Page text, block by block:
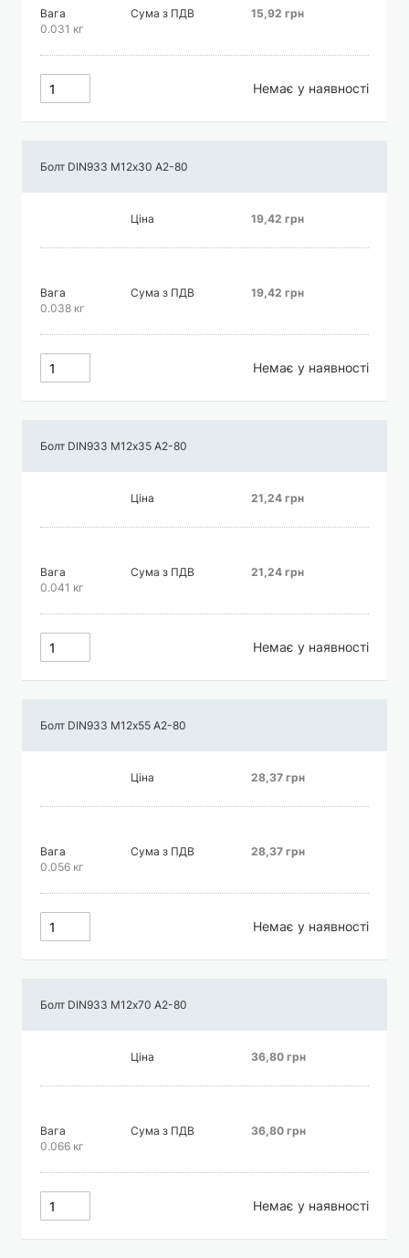
Вага
0.031 кг
Сума з ПДВ 15,92 грн
Немає у наявності
Болт DIN933 М12х30 А2-80
Ціна 19,42 грн
Вага
0.038 кг
Сума з ПДВ 19,42 грн
Немає у наявності
Болт DIN933 М12х35 А2-80
Ціна 21,24 грн
Вага
0.041 кг
Сума з ПДВ 21,24 грн
Немає у наявності
Болт DIN933 М12х55 А2-80
Ціна 28,37 грн
Вага
0.056 кг
Сума з ПДВ 28,37 грн
Немає у наявності
Болт DIN933 М12х70 А2-80
Ціна 36,80 грн
Вага
0.066 кг
Сума з ПДВ 36,80 грн
Немає у наявності